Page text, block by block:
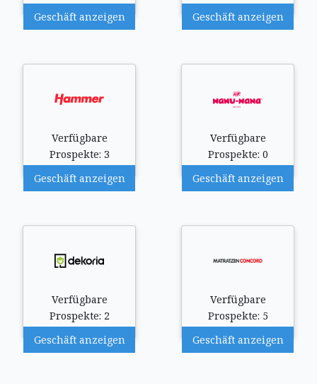
Geschäft anzeigen
Geschäft anzeigen
Verfügbare
Prospekte: 3
Geschäft anzeigen
Verfügbare
Prospekte: 0
Geschäft anzeigen
Verfügbare
Prospekte: 2
Geschäft anzeigen
Verfügbare
Prospekte: 5
Geschäft anzeigen